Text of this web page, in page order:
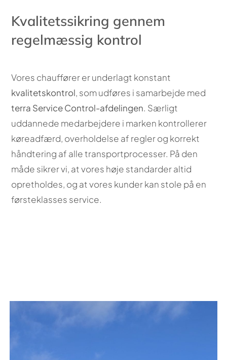
Kvalitetssikring gennem
regelmæssig kontrol
Vores chauffører er underlagt konstant
kvalitetskontrol, som udføres i samarbejde med
terra Service Control-afdelingen. Særligt
uddannede medarbejdere i marken kontrollerer
køreadfærd, overholdelse af regler og korrekt
håndtering af alle transportprocesser. På den
måde sikrer vi, at vores høje standarder altid
opretholdes, og at vores kunder kan stole på en
førsteklasses service.